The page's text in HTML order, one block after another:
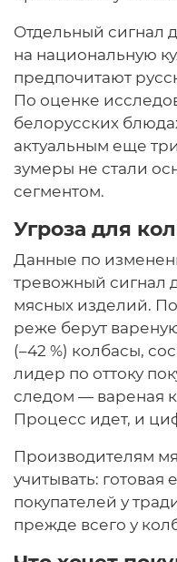
Отдельный сигнал
на национальную
предпочитают
По оценке
белорусских
актуальным еще
зумеры не стали
сегментом.
Угроза для
Данные по
тревожный сигнал
мясных изделий.
реже берут
(–42 %) колбасы,
лидер по оттоку
следом — вареная
Процесс идет, и
Производителям
учитывать: готовая
покупателей у
прежде всего у